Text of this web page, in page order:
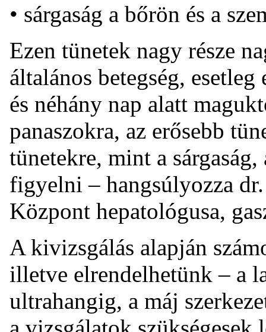
• sárgaság a bőrön és a
Ezen tünetek nagy része
általános betegség,
és néhány nap alatt
panaszokra, az erősebb
tünetekre, mint a
figyelni – hangsúlyozza
Központ hepatológusa,
A kivizsgálás alapján
illetve elrendelhetünk – a
ultrahangig, a máj